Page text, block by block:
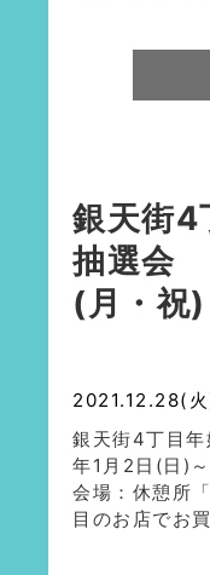
銀天街4
抽選会
(月・祝)
2021.12.28(
銀天街4丁目
年1月2日(日)
会場：休憩所
目のお店でお